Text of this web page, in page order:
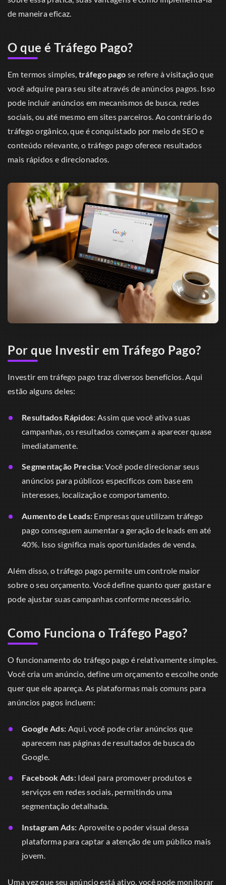
de maneira eficaz.
O que é Tráfego Pago?
Em termos simples, tráfego pago se refere à visitação que
você adquire para seu site através de anúncios pagos. Isso
pode incluir anúncios em mecanismos de busca, redes
sociais, ou até mesmo em sites parceiros. Ao contrário do
tráfego orgânico, que é conquistado por meio de SEO e
conteúdo relevante, o tráfego pago oferece resultados
mais rápidos e direcionados.
Por que Investir em Tráfego Pago?
Investir em tráfego pago traz diversos benefícios. Aqui
estão alguns deles:
Resultados Rápidos: Assim que você ativa suas
campanhas, os resultados começam a aparecer quase
imediatamente.
Segmentação Precisa:Você pode direcionar seus
anúncios para públicos específicos com base em
interesses, localização e comportamento.
Aumento de Leads: Empresas que utilizam tráfego
pago conseguem aumentar a geração de leads em até
40%. Isso significa mais oportunidades de venda.
Além disso, o tráfego pago permite um controle maior
sobre o seu orçamento. Você define quanto quer gastar e
pode ajustar suas campanhas conforme necessário.
Como Funciona o Tráfego Pago?
O funcionamento do tráfego pago é relativamente simples.
Você cria um anúncio, define um orçamento e escolhe onde
quer que ele apareça. As plataformas mais comuns para
anúncios pagos incluem:
Google Ads: Aqui, você pode criar anúncios que
aparecem nas páginas de resultados de busca do
Google.
Facebook Ads:Ideal para promover produtos e
serviços em redes sociais, permitindo uma
segmentação detalhada.
Instagram Ads: Aproveite o poder visual dessa
plataforma para captar a atenção de um público mais
jovem.
Uma vez que seu anúncio está ativo, você pode monitorar